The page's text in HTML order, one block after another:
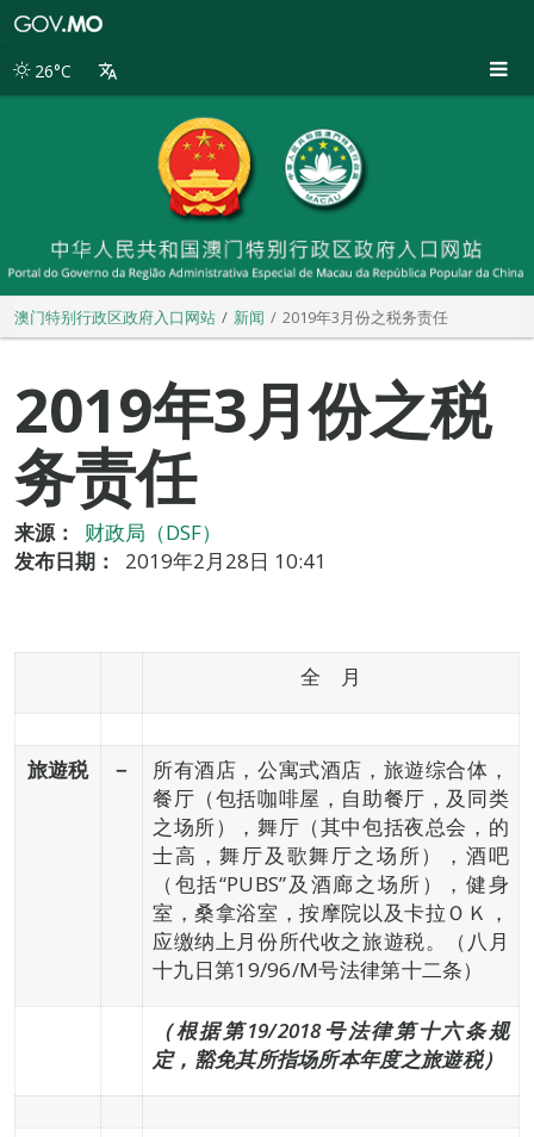
别
26°C
澳门特别行政区政府入口网站 新闻 2019年3月份之税务责任
2019年3月份之税
务责任
来源：
财政局（DSF）
发布日期：
2019年2月28日 10:41
全 月
旅遊税 －
所有酒店，公寓式酒店，旅遊综合体，
餐厅（包括咖啡屋，自助餐厅，及同类
之场所），舞厅（其中包括夜总会，的
士高，舞厅及歌舞厅之场所），酒吧
（包括“PUBS”及酒廊之场所），健身
室，桑拿浴室，按摩院以及卡拉ＯＫ，
应缴纳上月份所代收之旅遊税。（八月
十九日第19/96/M号法律第十二条）
（根据第19/2018号法律第十六条规
定，豁免其所指场所本年度之旅遊税）